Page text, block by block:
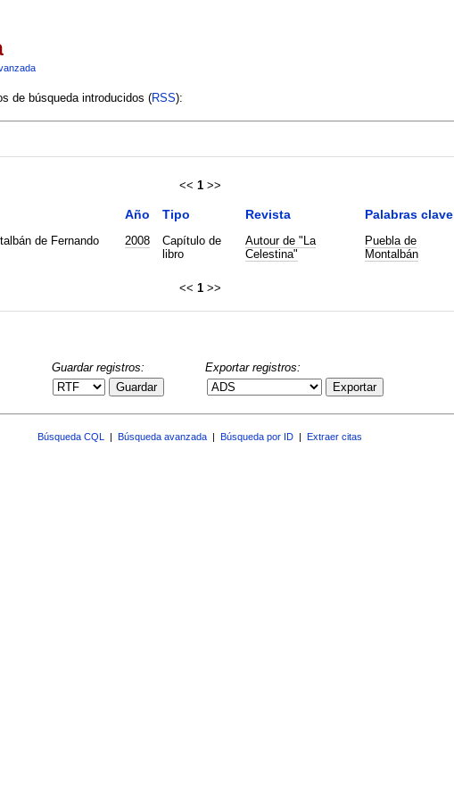
de búsqueda introducidos (RSS):
<< 1 >>
Año Tipo Revista Palabras clave
de Fernando
2008
Capítulo de
libro
Autour de "La
Celestina"
Puebla de
Montalbán
<< 1 >>
Guardar registros:
Guardar
Exportar registros:
Exportar
Búsqueda CQL Búsqueda avanzada Búsqueda por ID Extraer citas